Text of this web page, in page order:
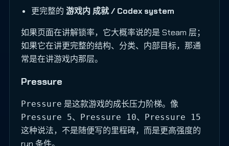
更完整的 游戏内 成就 / Codex system
如果页面在讲解锁率，它大概率说的是 Steam 层；
如果它在讲更完整的结构、分类、内部目标，那通
常是在讲游戏内那层。
Pressure
Pressure 是这款游戏的成长压力阶梯。像
Pressure 5、 Pressure 10、 Pressure 15
这种说法，不是随便写的里程碑，而是更高强度的
run 条件。